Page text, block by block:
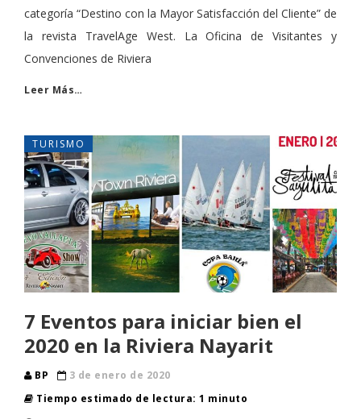
categoría “Destino con la Mayor Satisfacción del Cliente” de
la revista TravelAge West. La Oficina de Visitantes y
Convenciones de Riviera
Leer Más…
TURISMO
7 Eventos para iniciar bien el
2020 en la Riviera Nayarit
BP
3 de enero de 2020
Tiempo estimado de lectura: 1 minuto